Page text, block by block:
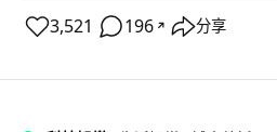
3,521 196 ↗ 分享